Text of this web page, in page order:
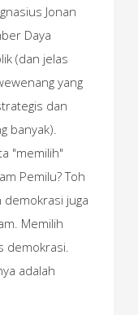
Jonan
Daya
(dan jelas
yang
dan
banyak).
"memilih"
Pemilu? Toh
demokrasi juga
Memilih
demokrasi.
adalah